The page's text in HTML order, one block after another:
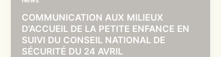
COMMUNICATION AUX MILIEUX
D’ACCUEIL DE LA PETITE ENFANCE EN
SUIVI DU CONSEIL NATIONAL DE
SÉCURITÉ DU 24 AVRIL